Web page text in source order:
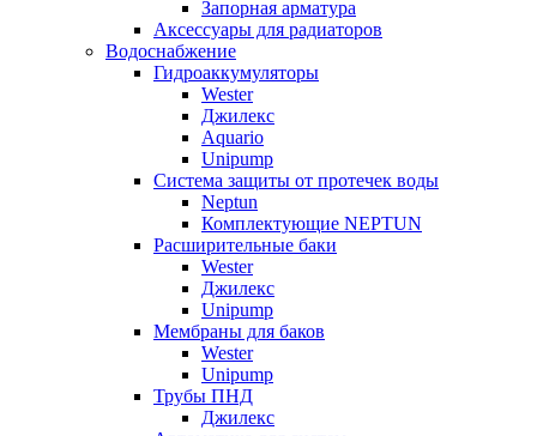
Запорная арматура
Аксессуары для радиаторов
Водоснабжение
Гидроаккумуляторы
Wester
Джилекс
Aquario
Unipump
Система защиты от протечек воды
Neptun
Комплектующие NEPTUN
Расширительные баки
Wester
Джилекс
Unipump
Мембраны для баков
Wester
Unipump
Трубы ПНД
Джилекс